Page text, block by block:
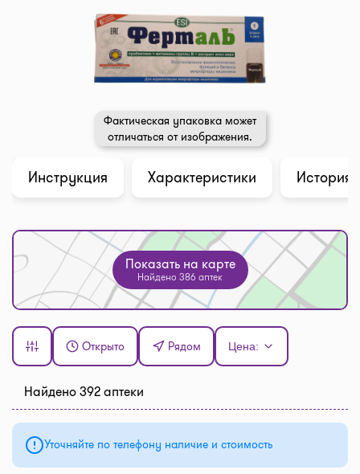
Фактическая упаковка может
отличаться от изображения.
Инструкция Характеристики История
Показать на карте
Найдено 386 аптек
Открыто Рядом Цена:
Найдено 392 аптеки
Уточняйте по телефону наличие и стоимость